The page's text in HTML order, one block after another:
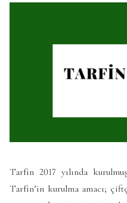
Tarfin 2017 yılında
Tarfin’in kurulma amacı;